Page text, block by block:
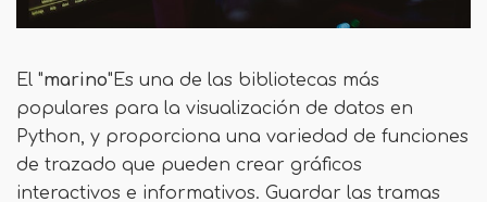
El "marino"Es una de las bibliotecas más
populares para la visualización de datos en
Python, y proporciona una variedad de funciones
de trazado que pueden crear gráficos
interactivos e informativos. Guardar las tramas